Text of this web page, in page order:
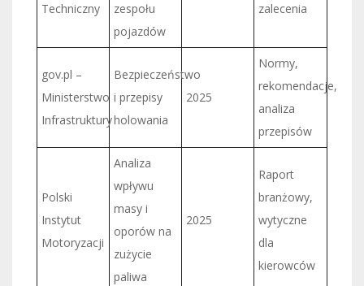
Techniczny
zespołu
pojazdów
zalecenia
gov.pl –
Ministerstwo
Infrastruktury
Bezpieczeństwo
i przepisy
holowania
2025
Normy,
rekomendacje,
analiza
przepisów
Polski
Instytut
Motoryzacji
Analiza
wpływu
masy i
oporów na
zużycie
paliwa
2025
Raport
branżowy,
wytyczne
dla
kierowców